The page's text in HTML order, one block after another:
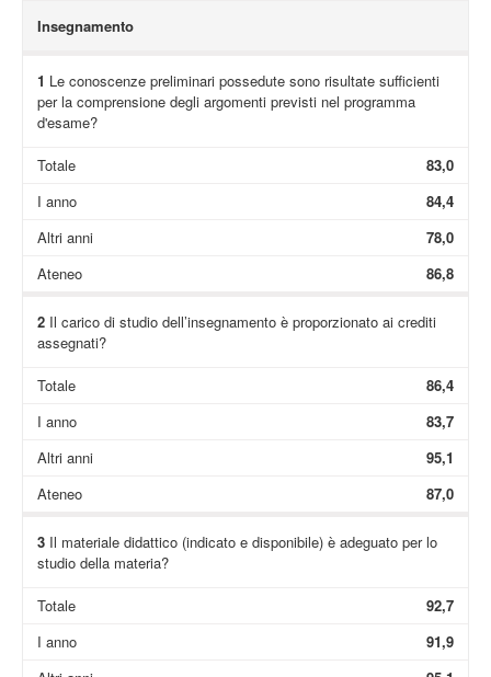
Insegnamento
1 Le conoscenze preliminari possedute sono risultate sufficienti
per la comprensione degli argomenti previsti nel programma
d'esame?
Totale
83,0
I anno
84,4
Altri anni
78,0
Ateneo
86,8
2Il carico di studio dell’insegnamento è proporzionato ai crediti
assegnati?
Totale
86,4
I anno
83,7
Altri anni
95,1
Ateneo
87,0
3Il materiale didattico (indicato e disponibile) è adeguato per lo
studio della materia?
Totale
92,7
I anno
91,9